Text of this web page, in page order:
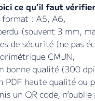
ce qu’il faut
format : A5, A6,
(souvent 3 mm,
de sécurité (ne pas
CMJN,
bonne qualité (300
PDF haute qualité ou
un QR code,